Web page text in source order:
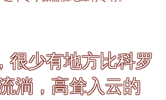
少有地方比科罗
淌，高耸入云的